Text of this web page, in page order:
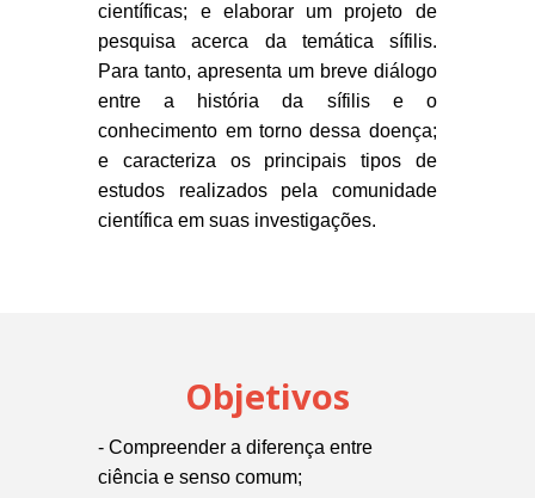
científicas; e elaborar um projeto de
pesquisaacerca da temática sífilis.
Para tanto, apresenta um breve diálogo
entre a história da sífilis e o
conhecimento em torno dessa doença;
e caracteriza os principais tipos de
estudos realizados pela comunidade
científica em suas investigações.
Objetivos
- Compreender a diferença entre
ciência e senso comum;